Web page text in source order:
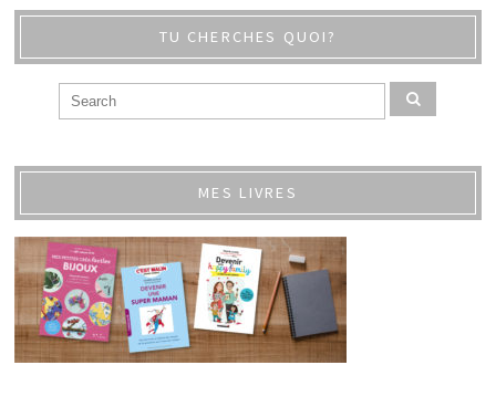
TU CHERCHES QUOI?
MES LIVRES